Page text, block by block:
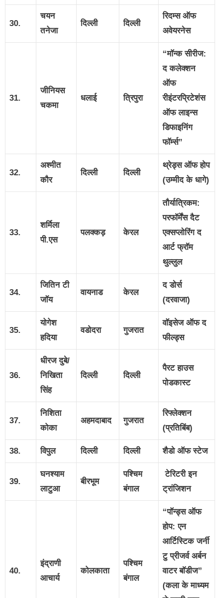
30.
चयन
तनेजा
दिल्ली दिल्ली
रिदम्स ऑफ
अवेयरनेस
31.
जीनियस
चकमा
धलाई त्रिपुरा
“मॉन्क सीरीज:
द कलेक्शन
ऑफ
रीइंटरप्रिटेशंस
ऑफ लाइन्स
डिफाइनिंग
फॉर्म्स”
32.
अश्मीत
कौर
दिल्ली दिल्ली
थ्रेड्स ऑफ होप
(उम्मीद के धागे)
33.
शर्मिला
पी.एस
पलक्कड़ केरल
तौर्यात्रिकम:
परफॉर्मेंस दैट
एक्सप्लोरिंग द
आर्ट फ्रॉम
थुल्लुल
34.
जितिन टी
जॉय
वायनाड केरल
द डोर्स
(दरवाजा)
35.
योगेश
हदिया
वडोदरा गुजरात
वॉइसेज ऑफ द
फील्ड्स
36.
धीरज दुबे/
निखिता
सिंह
दिल्ली दिल्ली
पैरट हाउस
पोडकास्ट
37.
निशिता
कोका
अहमदाबाद गुजरात
रिफ्लेक्शन
(प्रतिबिंब)
38. विपुल दिल्ली दिल्ली शैडो ऑफ स्टेज
39.
घनश्याम
लाटुआ
बीरभूम
पश्चिम
बंगाल
टेरिटरी इन
ट्रांजिशन
40.
इंद्राणी
आचार्य
कोलकाता
पश्चिम
बंगाल
“पॉन्ड्स ऑफ
होप: एन
आर्टिस्टिक जर्नी
टु प्रीजर्व अर्बन
वाटर बॉडीज”
(कला के माध्यम